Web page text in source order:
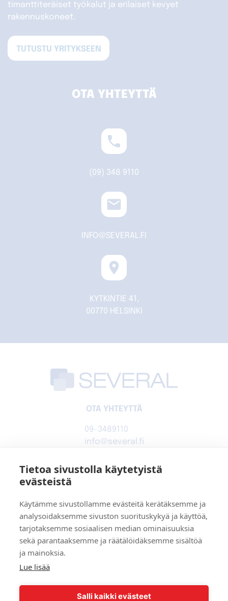
Tietoa sivustolla käytetyistä
evästeistä
Käytämme sivustollamme evästeitä kerätäksemme ja
analysoidaksemme sivuston suorituskykyä ja käyttöä,
tarjotaksemme sosiaalisen median ominaisuuksia
sekä parantaaksemme ja räätälöidäksemme sisältöä
ja mainoksia.
Lue lisää
Salli kaikki evästeet
timanttiteräiset työkalut ja erilaiset kevyet
rakennuskoneet.
TUTUSTU YRITYKSEEN
OTA YHTEYTTÄ
phone
(09) 348 9110
email
INFO@SEVERAL.FI
location_on
KYTKINTIE 41,
00770 HELSINKI
OTA YHTEYTTÄ
09-3489110
info@several.fi
0944540-1
SEVERAL OY
Kytkintie 41, 00770 Helsinki
Toimitusehdot
Tietosuojaseloste
Youtube